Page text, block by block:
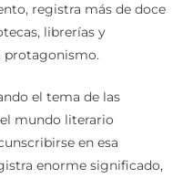
registra más de doce
librerías y
protagonismo.
el tema de las
mundo literario
en esa
enorme significado,